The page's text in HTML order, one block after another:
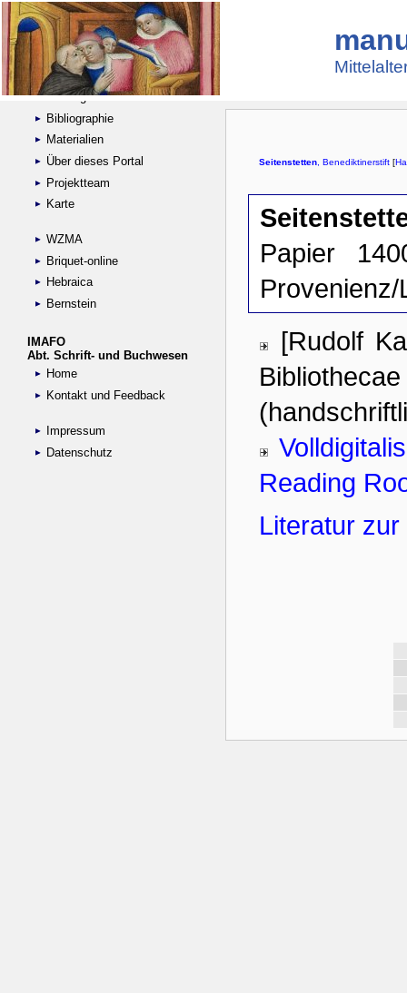
Suche
Handschriftensammlungen
Digitalisierte Handschriften
Kataloge
Bibliographie
Materialien
Über dieses Portal
Projektteam
Karte
WZMA
Briquet-online
Hebraica
Bernstein
IMAFO
Abt. Schrift- und Buchwesen
Home
Kontakt und Feedback
Impressum
Datenschutz